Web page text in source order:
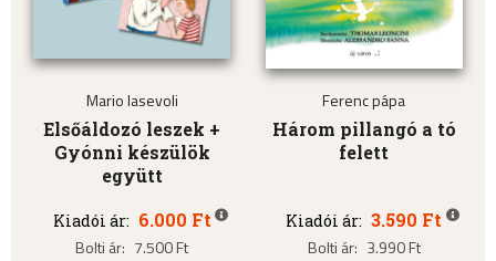
Mario Iasevoli
Elsőáldozó leszek +
Gyónni készülök
együtt
Kiadói ár: 6.000 Ft
Bolti ár: 7.500 Ft
Ferenc pápa
Három pillangó a tó
felett
Kiadói ár: 3.590 Ft
Bolti ár: 3.990 Ft